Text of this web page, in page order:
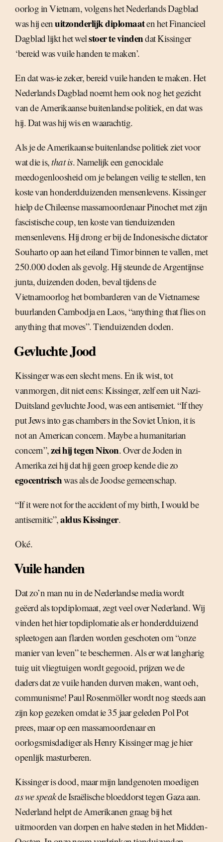
oorlog in Vietnam, volgens het Nederlands Dagblad
was hij eenuitzonderlijk diplomaaten het Financieel
Dagblad lijkt het welstoer te vindendat Kissinger
‘bereid was vuile handen te maken’.
En dat was-ie zeker, bereid vuile handen te maken. Het
Nederlands Dagblad noemt hem ook nog het gezicht
van de Amerikaanse buitenlandse politiek, en dat was
hij. Dat was hij wis en waarachtig.
Als je de Amerikaanse buitenlandse politiek ziet voor
wat die is,that is. Namelijk een genocidale
meedogenloosheid om je belangen veilig te stellen, ten
koste van honderdduizenden mensenlevens. Kissinger
hielp de Chileense massamoordenaar Pinochet met zijn
fascistische coup, ten koste van tienduizenden
mensenlevens. Hij drong er bij de Indonesische dictator
Souharto op aan het eiland Timor binnen te vallen, met
250.000 doden als gevolg. Hij steunde de Argentijnse
junta, duizenden doden, beval tijdens de
Vietnamoorlog het bombarderen van de Vietnamese
buurlanden Cambodja en Laos, “anything that flies on
anything that moves”. Tienduizenden doden.
Gevluchte Jood
Kissinger was een slecht mens. En ik wist, tot
vanmorgen, dit niet eens: Kissinger, zelf een uit Nazi-
Duitsland gevluchte Jood, was een antisemiet. “If they
put Jews into gas chambers in the Soviet Union, it is
not an American concern. Maybe a humanitarian
concern”,zei hij tegen Nixon. Over de Joden in
Amerika zei hij dat hij geen groep kende die zo
egocentrischwas als de Joodse gemeenschap.
“If it were not for the accident of my birth, I would be
antisemitic”,aldus Kissinger.
Oké.
Vuile handen
Dat zo’n man nu in de Nederlandse media wordt
geëerd als topdiplomaat, zegt veel over Nederland. Wij
vinden het hier topdiplomatie als er honderdduizend
spleetogen aan flarden worden geschoten om “onze
manier van leven” te beschermen. Als er wat langharig
tuig uit vliegtuigen wordt gegooid, prijzen we de
daders dat ze vuile handen durven maken, want oeh,
communisme! Paul Rosenmöller wordt nog steeds aan
zijn kop gezeken omdat ie 35 jaar geleden Pol Pot
prees, maar op een massamoordenaar en
oorlogsmisdadiger als Henry Kissinger mag je hier
openlijk masturberen.
Kissinger is dood, maar mijn landgenoten moedigen
as we speakde Israëlische bloeddorst tegen Gaza aan.
Nederland helpt de Amerikanen graag bij het
uitmoorden van dorpen en halve steden in het Midden-